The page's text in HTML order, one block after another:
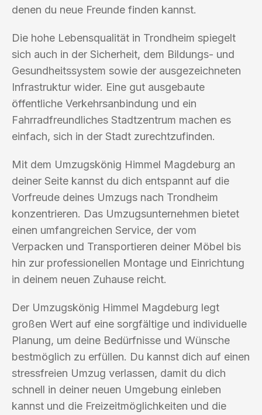
denen du neue Freunde finden kannst.
Die hohe Lebensqualität in Trondheim spiegelt
sich auch in der Sicherheit, dem Bildungs- und
Gesundheitssystem sowie der ausgezeichneten
Infrastruktur wider. Eine gut ausgebaute
öffentliche Verkehrsanbindung und ein
Fahrradfreundliches Stadtzentrum machen es
einfach, sich in der Stadt zurechtzufinden.
Mit dem Umzugskönig Himmel Magdeburg an
deiner Seite kannst du dich entspannt auf die
Vorfreude deines Umzugs nach Trondheim
konzentrieren. Das Umzugsunternehmen bietet
einen umfangreichen Service, der vom
Verpacken und Transportieren deiner Möbel bis
hin zur professionellen Montage und Einrichtung
in deinem neuen Zuhause reicht.
Der Umzugskönig Himmel Magdeburg legt
großen Wert auf eine sorgfältige und individuelle
Planung, um deine Bedürfnisse und Wünsche
bestmöglich zu erfüllen. Du kannst dich auf einen
stressfreien Umzug verlassen, damit du dich
schnell in deiner neuen Umgebung einleben
kannst und die Freizeitmöglichkeiten und die